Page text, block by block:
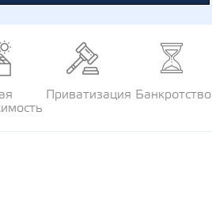
Приватизация Банкротство